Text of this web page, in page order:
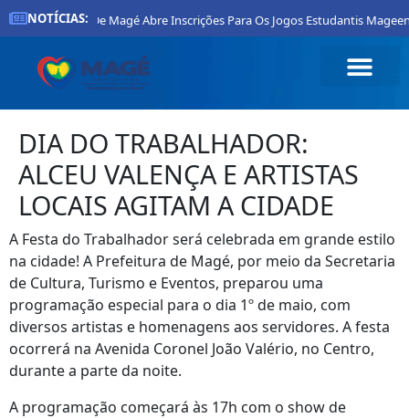
NOTÍCIAS:
Prefeitura De Magé Abre Inscrições Para Os Jogos Estudantis
DIA DO TRABALHADOR:
ALCEU VALENÇA E ARTISTAS
LOCAIS AGITAM A CIDADE
A Festa do Trabalhador será celebrada em grande estilo
na cidade! A Prefeitura de Magé, por meio da Secretaria
de Cultura, Turismo e Eventos, preparou uma
programação especial para o dia 1º de maio, com
diversos artistas e homenagens aos servidores. A festa
ocorrerá na Avenida Coronel João Valério, no Centro,
durante a parte da noite.
A programação começará às 17h com o show de